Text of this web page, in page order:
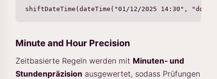
Minute and Hour Precision
Zeitbasierte Regeln werden mit Minuten‑ und
Stundenpräzision ausgewertet, sodass Prüfungen